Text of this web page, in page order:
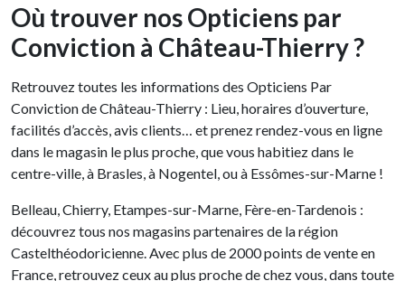
Où trouver nos Opticiens par
Conviction à Château-Thierry ?
Retrouvez toutes les informations des Opticiens Par
Conviction de Château-Thierry : Lieu, horaires d’ouverture,
facilités d’accès, avis clients… et prenez rendez-vous en ligne
dans le magasin le plus proche, que vous habitiez dans le
centre-ville, à Brasles, à Nogentel, ou à Essômes-sur-Marne !
Belleau, Chierry, Etampes-sur-Marne, Fère-en-Tardenois :
découvrez tous nos magasins partenaires de la région
Castelthéodoricienne. Avec plus de 2000 points de vente en
France, retrouvez ceux au plus proche de chez vous, dans toute